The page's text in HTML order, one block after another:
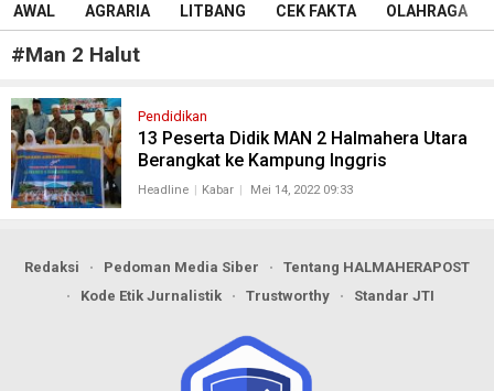
AWAL AGRARIA LITBANG CEK FAKTA OLAHRAGA
#Man 2 Halut
Pendidikan
13 Peserta Didik MAN 2 Halmahera Utara
Berangkat ke Kampung Inggris
Headline Kabar Mei 14, 2022 09:33
Redaksi Pedoman Media Siber
Tentang HALMAHERAPOST
Kode Etik Jurnalistik
Trustworthy Standar JTI